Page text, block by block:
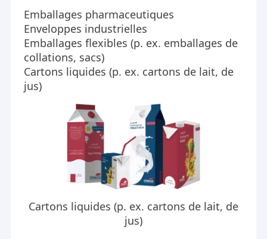
Emballages pharmaceutiques
Enveloppes industrielles
Emballages flexibles (p. ex. emballages de
collations, sacs)
Cartons liquides (p. ex. cartons de lait, de
jus)
Cartons liquides (p. ex. cartons de lait, de
jus)
2007 et a déménagé dans le district de Jintan en 2015.
The new factory with enlarged scale and advanced
technology has improved its brand influence and become